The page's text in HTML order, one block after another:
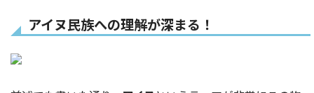
アイヌ民族への理解が深まる！